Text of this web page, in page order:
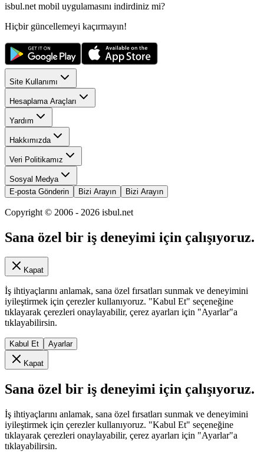
isbul.net mobil uygulamasını indirdiniz mi?
Hiçbir güncellemeyi kaçırmayın!
Site Kullanımı
Hesaplama Araçları
Yardım
Hakkımızda
Veri Politikamız
Sosyal Medya
E-posta Gönderin
Bizi Arayın Bizi Arayın
Copyright © 2006 - 2026 isbul.net
Sana özel bir iş deneyimi için çalışıyoruz.
Kapat
İş ihtiyaçlarını anlamak, sana özel fırsatları sunmak ve deneyimini
iyileştirmek için çerezler kullanıyoruz. "Kabul Et" seçeneğine
tıklayarak çerezleri onaylayabilir, çerez ayarları için "Ayarlar"a
tıklayabilirsin.
Kabul Et Ayarlar
Kapat
Sana özel bir iş deneyimi için çalışıyoruz.
İş ihtiyaçlarını anlamak, sana özel fırsatları sunmak ve deneyimini
iyileştirmek için çerezler kullanıyoruz. "Kabul Et" seçeneğine
tıklayarak çerezleri onaylayabilir, çerez ayarları için "Ayarlar"a
tıklayabilirsin.